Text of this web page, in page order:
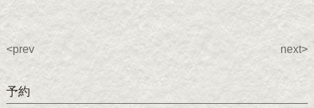
<prev next>
予約